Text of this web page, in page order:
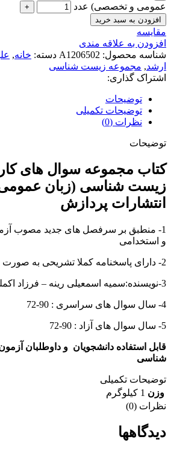
عمومی و تخصصی) عدد
افزودن به سبد خرید
مقايسه
افزودن به علاقه مندی
شناسه محصول: A1206502 دسته: خانه,
ارشد, مجموعه زیست شناسی
اشتراک گذاری:
توضیحات
توضیحات تکمیلی
نظرات (0)
توضیحات
کتاب مجموعه سوال های
زیست شناسی (زبان
انتشارات پردازش
1- منطبق بر سرفصل های جدید مصوب
و استخدامی
2- دارای پاسخنامه کملا تشریحی به صورت هدفمند و جامع
3-نویسنده:سمیه اسمعیلی رینه – فرزاد اکملی – وحید اکملی
4- سال سوال های سراسری : 90-72
5- سال سوال های آزاد : 90-72
قابل استفاده دانشجویان و داوطلبان
شناسی
توضیحات تکمیلی
وزن 1 کیلوگرم
نظرات (0)
دیدگاهها